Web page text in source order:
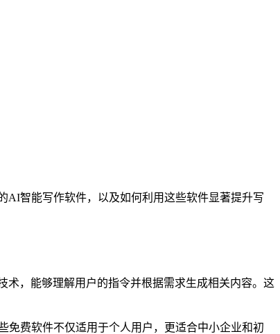
AI智能写作软件，以及如何利用这些软件显著提升写
，能够理解用户的指令并根据需求生成相关内容。这
免费软件不仅适用于个人用户，更适合中小企业和初